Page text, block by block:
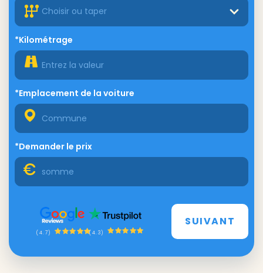
Choisir ou taper
*Kilométrage
*Emplacement de la voiture
*Demander le prix
(4.7) (4.3)
SUIVANT